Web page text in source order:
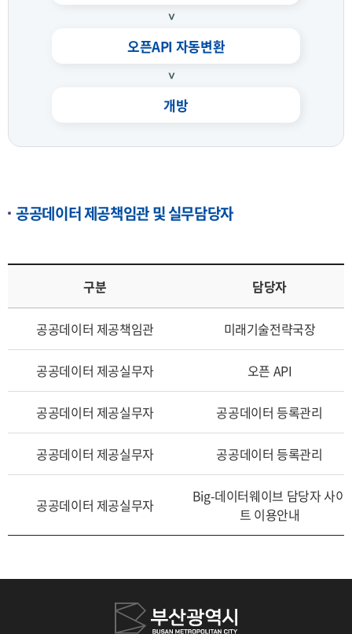
오픈API 자동변환
개방
공공데이터 제공책임관 및 실무담당자
구분 담당자
공공데이터 제공책임관 미래기술전략국장
공공데이터 제공실무자 오픈 API
공공데이터 제공실무자 공공데이터 등록관리
공공데이터 제공실무자 공공데이터 등록관리
공공데이터 제공실무자
Big-데이터웨이브 담당자 사이
트 이용안내